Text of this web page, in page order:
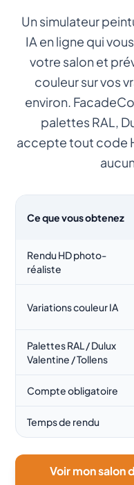
Un simulateur
IA en ligne qui
votre salon et
couleur sur vos
environ.
palettes RAL,
accepte tout code
Ce que vous obtenez
Rendu HD photo-
réaliste
Variations couleur IA
Palettes RAL / Dulux
Valentine / Tollens
Compte obligatoire
Temps de rendu
Voir mon salon